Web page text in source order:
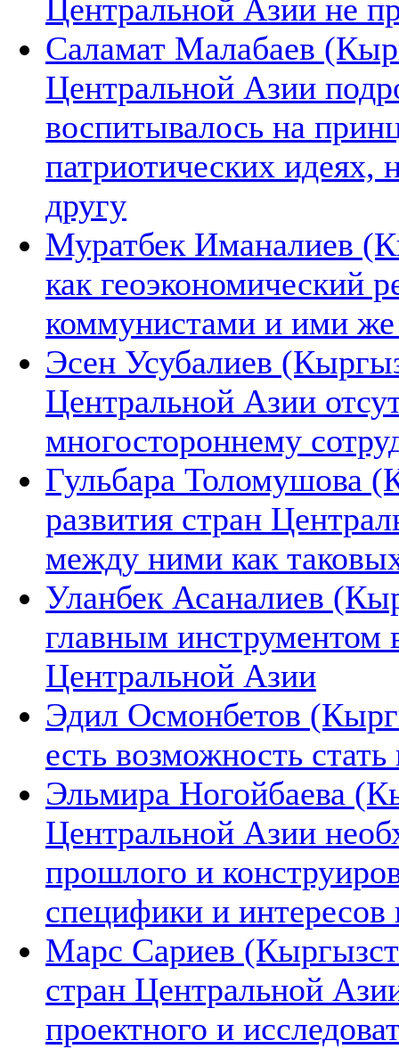
Центральной Азии не
Саламат Малабаев
Центральной Азии
воспитывалось на
патриотических идеях,
другу
Муратбек Иманалиев
как геоэкономический
коммунистами и ими
Эсен Усубалиев
Центральной Азии
многостороннему
Гульбара Толомушова
развития стран
между ними как
Уланбек Асаналиев
главным инструментом
Центральной Азии
Эдил Осмонбетов
есть возможность
Эльмира Ногойбаева
Центральной Азии
прошлого и
специфики и интересов
Марс Сариев
стран Центральной
проектного и